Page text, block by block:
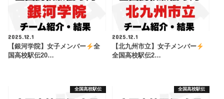
2025.12.1
【銀河学院】女子メンバー
全
国高校駅伝20…
2025.12.1
【北九州市立】女子メンバー
全国高校駅伝2…
全国高校駅伝 全国高校駅伝